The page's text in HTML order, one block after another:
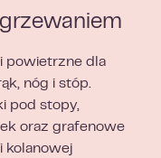
powietrzne dla
nóg i stóp.
pod stopy,
oraz grafenowe
kolanowej